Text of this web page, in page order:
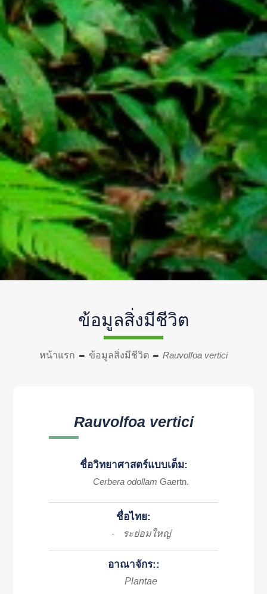
ข้อมูลสิ่งมีชีวิต
หน้าแรก ข้อมูลสิ่งมีชีวิต Rauvolfoa vertici
Rauvolfoa vertici
ชื่อวิทยาศาสตร์แบบเต็ม:
Cerbera odollam Gaertn.
ชื่อไทย:
- ระย่อมใหญ่
อาณาจักร::
Plantae